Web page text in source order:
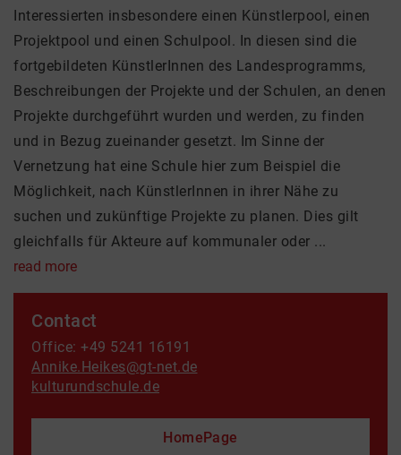
Interessierten insbesondere einen Künstlerpool, einen
Projektpool und einen Schulpool. In diesen sind die
fortgebildeten KünstlerInnen des Landesprogramms,
Beschreibungen der Projekte und der Schulen, an denen
Projekte durchgeführt wurden und werden, zu finden
und in Bezug zueinander gesetzt. Im Sinne der
Vernetzung hat eine Schule hier zum Beispiel die
Möglichkeit, nach KünstlerInnen in ihrer Nähe zu
suchen und zukünftige Projekte zu planen. Dies gilt
gleichfalls für Akteure auf kommunaler oder ...
read more
Contact
Office: +49 5241 16191
Annike.Heikes@gt-net.de
kulturundschule.de
HomePage